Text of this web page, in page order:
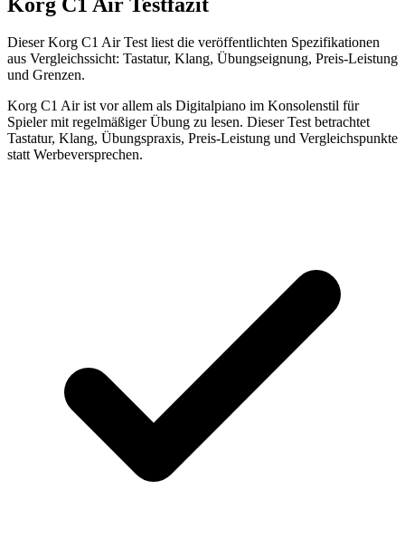
Dieser Korg C1 Air Test liest die veröffentlichten Spezifikationen
aus Vergleichssicht: Tastatur, Klang, Übungseignung, Preis-Leistung
und Grenzen.
Korg C1 Air ist vor allem als Digitalpiano im Konsolenstil für
Spieler mit regelmäßiger Übung zu lesen. Dieser Test betrachtet
Tastatur, Klang, Übungspraxis, Preis-Leistung und Vergleichspunkte
statt Werbeversprechen.